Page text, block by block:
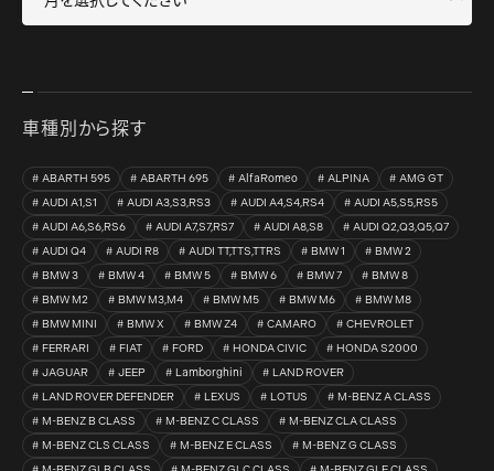
車種別から探す
ABARTH 595 ABARTH 695 AlfaRomeo ALPINA
AMG GT
AUDI A1,S1
AUDI A3,S3,RS3 AUDI A4,S4,RS4
AUDI A5,S5,RS5
AUDI A6,S6,RS6
AUDI A7,S7,RS7 AUDI A8,S8
AUDI Q2,Q3,Q5,Q7
AUDI Q4
AUDI R8 AUDI TT,TTS,TTRS BMW 1
BMW 2
BMW 3
BMW 4 BMW 5 BMW 6 BMW 7
BMW 8
BMW M2
BMW M3,M4 BMW M5 BMW M6
BMW M8
BMW MINI
BMW X BMW Z4 CAMARO
CHEVROLET
FERRARI
FIAT FORD HONDA CIVIC
HONDA S2000
JAGUAR
JEEP Lamborghini
LAND ROVER
LAND ROVER DEFENDER
LEXUS LOTUS
M-BENZ A CLASS
M-BENZ B CLASS
M-BENZ C CLASS
M-BENZ CLA CLASS
M-BENZ CLS CLASS
M-BENZ E CLASS
M-BENZ G CLASS